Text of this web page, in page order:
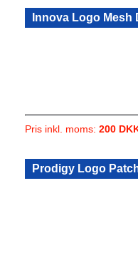
Innova Logo Mesh
Pris inkl. moms: 200
Prodigy Logo